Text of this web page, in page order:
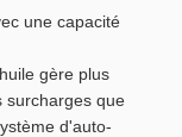
une capacité
gère plus
surcharges que
d'auto-